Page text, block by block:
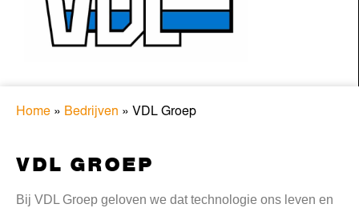
Home » Bedrijven » VDL Groep
VDL GROEP
Bij VDL Groep geloven we dat technologie ons leven en